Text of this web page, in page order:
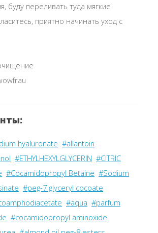
буду переливать туда мягкие
приятно начинать уход с
hyaluronate #allantoin
#ETHYLHEXYLGLYCERIN #CITRIC
#Cocamidopropyl Betaine #Sodium
#peg-7 glyceryl cocoate
#aqua #parfum
#cocamidopropyl aminoxide